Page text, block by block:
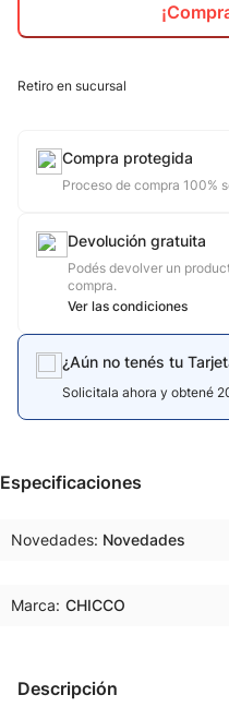
Retiro en sucursal
Compra protegida
Proceso de compra 100%
Devolución gratuita
Podés devolver un
compra.
Ver las condiciones
¿Aún no tenés tu
Solicitala ahora y obtené
Especificaciones
Novedades Novedades
Marca: CHICCO
Descripción